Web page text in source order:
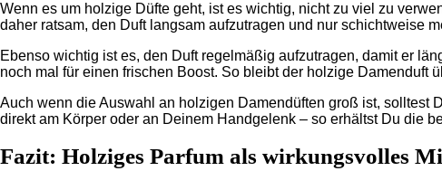
Wenn es um holzige Düfte geht, ist es wichtig, nicht zu viel zu
daher ratsam, den Duft langsam aufzutragen und nur schichtweise
Ebenso wichtig ist es, den Duft regelmäßig aufzutragen, damit er
noch mal für einen frischen Boost. So bleibt der holzige Damenduft
Auch wenn die Auswahl an holzigen Damendüften groß ist, solltest
direkt am Körper oder an Deinem Handgelenk – so erhältst Du die
Fazit: Holziges Parfum als wirkungsvolles